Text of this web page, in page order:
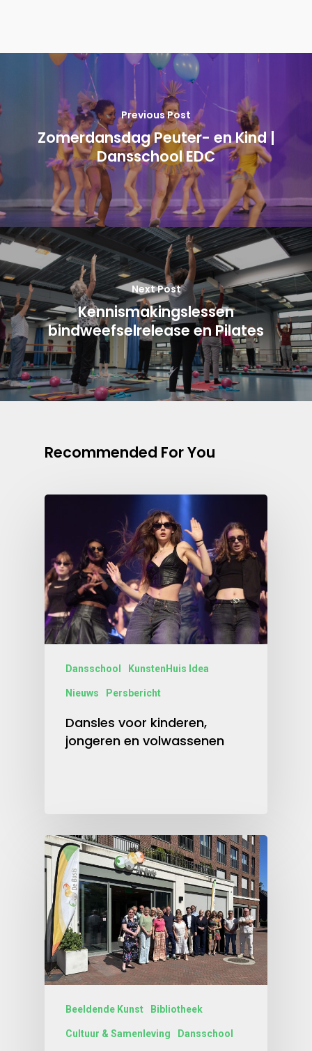
Previous Post
Zomerdansdag Peuter- en Kind |
Dansschool EDC
Next Post
Kennismakingslessen
bindweefselrelease en Pilates
Recommended For You
Dansschool KunstenHuis Idea
Nieuws Persbericht
Dansles voor kinderen,
jongeren en volwassenen
Beeldende Kunst Bibliotheek
Cultuur & Samenleving Dansschool